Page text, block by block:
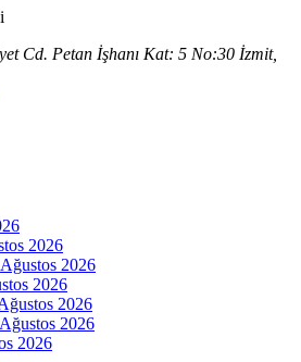
Cd. Petan İşhanı Kat: 5 No:30 İzmit,
2026
2026
2026
2026
2026
2026